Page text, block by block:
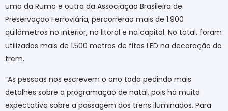
uma da Rumo e outra da Associação Brasileira de
Preservação Ferroviária, percorrerão mais de 1.900
quilômetros no interior, no litoral e na capital. No total, foram
utilizados mais de 1.500 metros de fitas LED na decoração do
trem.
“As pessoas nos escrevem o ano todo pedindo mais
detalhes sobre a programação de natal, pois há muita
expectativa sobre a passagem dos trens iluminados. Para